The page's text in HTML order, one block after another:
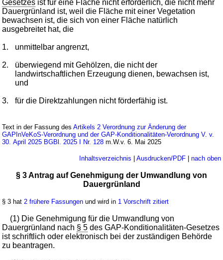
Gesetzes ist für eine Fläche nicht erforderlich, die nicht mehr
Dauergrünland ist, weil die Fläche mit einer Vegetation
bewachsen ist, die sich von einer Fläche natürlich
ausgebreitet hat, die
1. unmittelbar angrenzt,
2.
überwiegend mit Gehölzen, die nicht der
landwirtschaftlichen Erzeugung dienen, bewachsen ist,
und
3. für die Direktzahlungen nicht förderfähig ist.
Text in der Fassung desArtikels 2 Verordnung zur Änderung der
GAPInVeKoS-Verordnung und der GAP-Konditionalitäten-Verordnung V. v.
30. April 2025 BGBl. 2025 I Nr. 128 m.W.v. 6. Mai 2025
Inhaltsverzeichnis Ausdrucken/PDF| nach oben
§ 3 Antrag auf Genehmigung der Umwandlung von
Dauergrünland
§ 3 hat 2 frühere Fassungen und wird in 1 Vorschrift zitiert
(1) Die Genehmigung für die Umwandlung von
Dauergrünland nach § 5 des GAP-Konditionalitäten-Gesetzes
ist schriftlich oder elektronisch bei der zuständigen Behörde
zu beantragen.